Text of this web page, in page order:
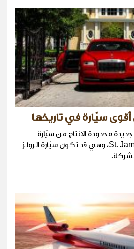
سيّارة في تاريخها
محدودة الانتاج من سيّارة
Wraith، من St. James Edition، وهي قد تكون سيّارة الرولز